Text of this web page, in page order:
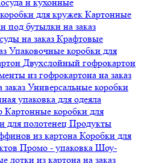
и кухонные
для кружек Картонные
под бутылки на заказ
на заказ Крафтовые
Упаковочные коробки для
Двухслойный гофрокартон
из гофрокартона на заказ
Универсальные коробки
упаковка для одеяла
Картонные коробки для
для полотенец Продукты
из картона Коробки для
Промо - упаковка Шоу-
лотки из картона на заказ